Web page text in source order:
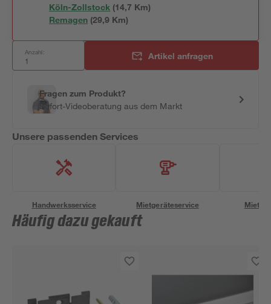
Köln-Zollstock (14,7 Km)
Remagen (29,9 Km)
Anzahl: Artikel anfragen
Fragen zum Produkt?
Sofort-Videoberatung aus dem Markt
Unsere passenden Services
Handwerksservice Mietgeräteservice
Häufig dazu gekauft